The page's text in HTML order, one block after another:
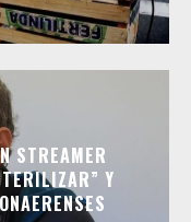
STREAMER
Y